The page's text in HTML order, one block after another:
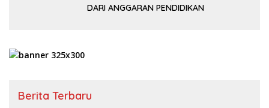
DARI ANGGARAN PENDIDIKAN
Berita Terbaru